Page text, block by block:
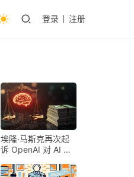
登录 注册
埃隆·马斯克再次起
诉 OpenAI 对 AI 行